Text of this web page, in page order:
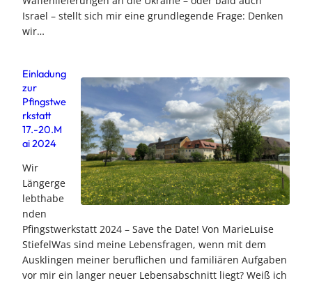
Israel – stellt sich mir eine grundlegende Frage: Denken
wir…
Einladung
zur
Pfingstwe
rkstatt
17.-20.M
ai 2024
Wir
Längerge
lebthabe
nden
Pfingstwerkstatt 2024 – Save the Date! Von MarieLuise
StiefelWas sind meine Lebensfragen, wenn mit dem
Ausklingen meiner beruflichen und familiären Aufgaben
vor mir ein langer neuer Lebensabschnitt liegt? Weiß ich